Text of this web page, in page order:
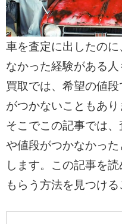
車を査定に出したの
なかった経験がある
買取では、希望の値
がつかないこともあり
そこでこの記事では
や値段がつかなかっ
します。この記事を
もらう方法を見つける